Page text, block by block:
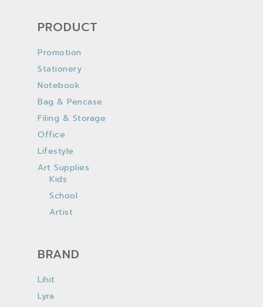
PRODUCT
Promotion
Stationery
Notebook
Bag & Pencase
Filing & Storage
Office
Lifestyle
Art Supplies
Kids
School
Artist
BRAND
Lihit
Lyra